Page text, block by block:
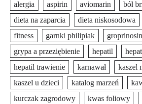
alergia aspirin aviomarin ból
dieta na zaparcia
dieta niskosodowa
fitness
garnki philipiak
groprinosin
grypa a przeziębienie
hepatil
hepatil trawienie
karnawał
kaszel
kaszel u dzieci
katalog marzeń
kurczak zagrodowy
kwas foliowy